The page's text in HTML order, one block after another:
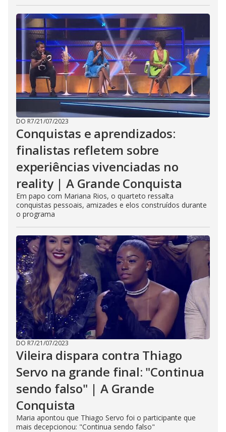
DO R7/21/07/2023
Conquistas e aprendizados:
finalistas refletem sobre
experiências vivenciadas no
reality | A Grande Conquista
Em papo com Mariana Rios, o quarteto ressalta
conquistas pessoais, amizades e elos construídos durante
o programa
DO R7/21/07/2023
Vileira dispara contra Thiago
Servo na grande final: "Continua
sendo falso" | A Grande
Conquista
Maria apontou que Thiago Servo foi o participante que
mais decepcionou: "Continua sendo falso"